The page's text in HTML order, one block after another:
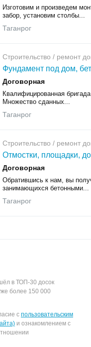
Изготовим и произведем
забор, установим столбы...
Таганрог
Строительство / ремонт
Фундамент под дом,
Договорная
Квалифицированная
Множество сданных...
Таганрог
Строительство / ремонт
Отмостки, площадки,
Договорная
Обратившись к нам, вы
занимающихся бетонными...
Таганрог
в ТОП-30 досок
более 150 000
с пользовательским
и ознакомлением с